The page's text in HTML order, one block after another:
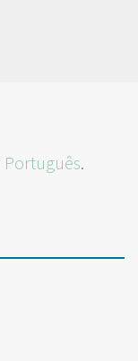
Português.